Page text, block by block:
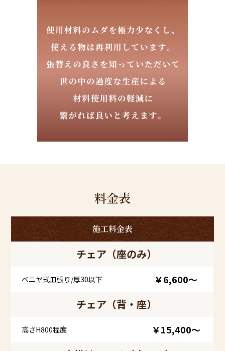
料金表
施工料金表
チェア（座のみ）
ベニヤ式皿張り/厚30以下 ￥6,600～
チェア（背・座）
高さH800程度 ￥15,400～